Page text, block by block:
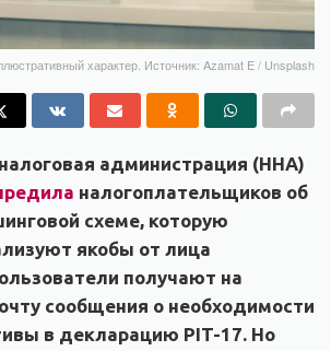
характер. Источник: Azamat E / Unsplash
администрация (ННА)
налогоплательщиков об
схеме, которую
якобы от лица
получают на
сообщения о необходимости
в декларацию PIT-17. Но